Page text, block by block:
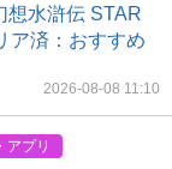
想水滸伝 STAR
ア済：おすすめ
2026-08-08 11:10
アプリ